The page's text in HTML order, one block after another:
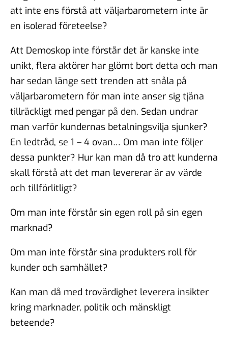
att inte ens förstå att väljarbarometern inte är
en isolerad företeelse?
Att Demoskop inte förstår det är kanske inte
unikt, flera aktörer har glömt bort detta och man
har sedan länge sett trenden att snåla på
väljarbarometern för man inte anser sig tjäna
tillräckligt med pengar på den. Sedan undrar
man varför kundernas betalningsvilja sjunker?
En ledtråd, se 1 – 4 ovan… Om man inte följer
dessa punkter? Hur kan man då tro att kunderna
skall förstå att det man levererar är av värde
och tillförlitligt?
Om man inte förstår sin egen roll på sin egen
marknad?
Om man inte förstår sina produkters roll för
kunder och samhället?
Kan man då med trovärdighet leverera insikter
kring marknader, politik och mänskligt
beteende?